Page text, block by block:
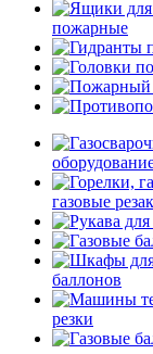
пожарные
газовые
баллонов
резки